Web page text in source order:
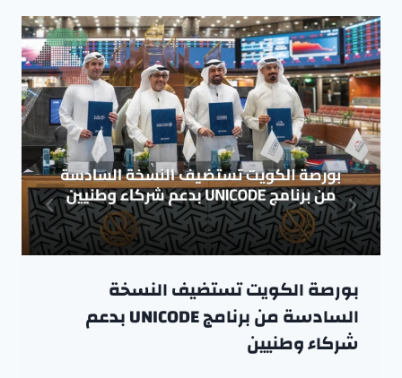
بورصة الكويت تستضيف النسخة
السادسة من برنامج UNICODE بدعم
شركاء وطنيين